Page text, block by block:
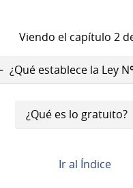
Viendo el capítulo 2
¿Qué establece la Ley
¿Qué es lo gratuito?
Ir al Índice